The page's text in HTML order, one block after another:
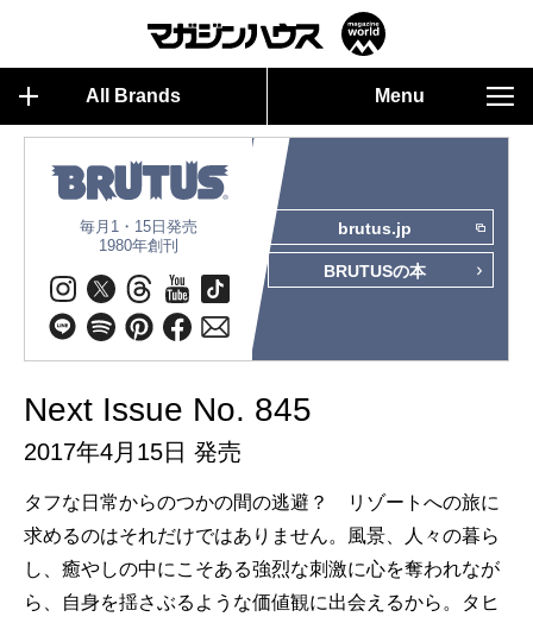
All Brands Menu
毎月1・15日発売
1980年創刊
brutus.jp
BRUTUSの本
Next Issue No. 845
2017年4月15日 発売
タフな日常からのつかの間の逃避？ リゾートへの旅に
求めるのはそれだけではありません。風景、人々の暮ら
し、癒やしの中にこそある強烈な刺激に心を奪われなが
ら、自身を揺さぶるような価値観に出会えるから。タヒ